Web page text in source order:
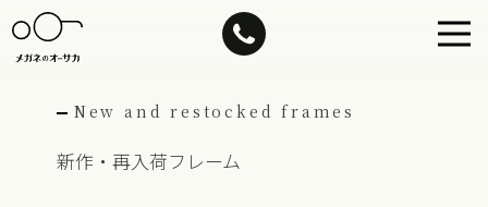
to
content
New and restocked frames
新作・再入荷フレーム